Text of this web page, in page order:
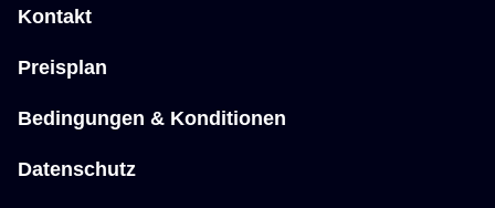
Kontakt
Preisplan
Bedingungen & Konditionen
Datenschutz